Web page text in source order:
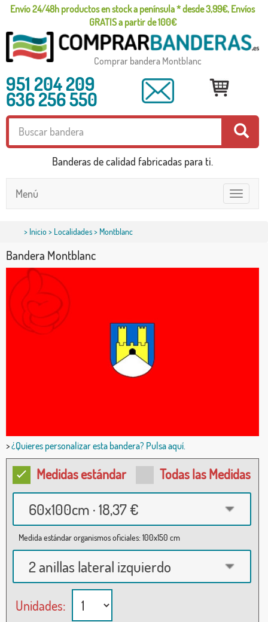
Envío 24/48h productos en stock a península * desde 3,99€, Envíos
GRATIS a partir de 100€
Comprar bandera Montblanc
951 204 209
636 256 550
Banderas de calidad fabricadas para ti.
Toggle
navigation
Menú
> Inicio> Localidades> Montblanc
Bandera Montblanc
>¿Quieres personalizar esta bandera? Pulsa aquí.
Medidas estándar Todas las Medidas
60x100cm · 18,37 €
Medida estándar organismos oficiales: 100x150 cm
2 anillas lateral izquierdo
Unidades: